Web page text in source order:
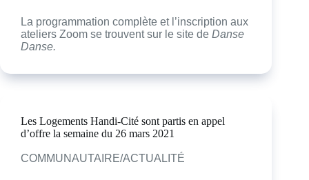
La programmation complète et l’inscription aux
ateliers Zoom se trouvent sur le site de Danse
Danse.
Les Logements Handi-Cité sont partis en appel
d’offre la semaine du 26 mars 2021
COMMUNAUTAIRE/ACTUALITÉ